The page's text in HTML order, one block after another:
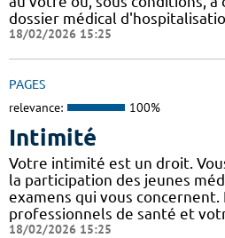
dossier médical
18/02/2026 15:25
PAGES
relevance: 100%
Intimité
Votre intimité est un droit.
la participation des jeunes
examens qui vous
professionnels de santé et
18/02/2026 15:25